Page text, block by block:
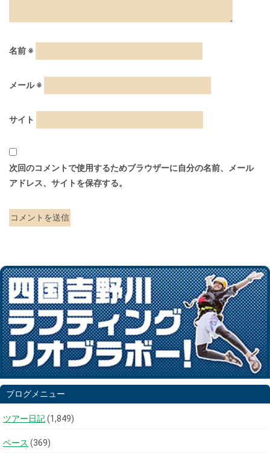
名前 ※
メール※
サイト
次回のコメントで使用するためブラウザーに自分の名前、メール
アドレス、サイトを保存する。
ブログメニュー
ツアー日記(1,849)
ベース (369)